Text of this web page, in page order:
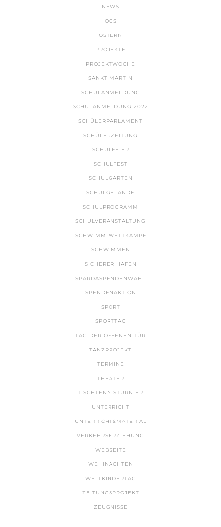
NEWS
OGS
OSTERN
PROJEKTE
PROJEKTWOCHE
SANKT MARTIN
SCHULANMELDUNG
SCHULANMELDUNG 2022
SCHÜLERPARLAMENT
SCHÜLERZEITUNG
SCHULFEIER
SCHULFEST
SCHULGARTEN
SCHULGELÄNDE
SCHULPROGRAMM
SCHULVERANSTALTUNG
SCHWIMM-WETTKAMPF
SCHWIMMEN
SICHERER HAFEN
SPARDASPENDENWAHL
SPENDENAKTION
SPORT
SPORTTAG
TAG DER OFFENEN TÜR
TANZPROJEKT
TERMINE
THEATER
TISCHTENNISTURNIER
UNTERRICHT
UNTERRICHTSMATERIAL
VERKEHRSERZIEHUNG
WEBSEITE
WEIHNACHTEN
WELTKINDERTAG
ZEITUNGSPROJEKT
ZEUGNISSE